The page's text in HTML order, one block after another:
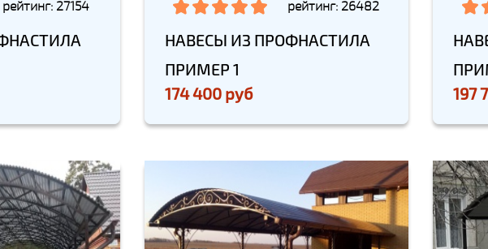
рейтинг: 27154 рейтинг: 26482
НАВЕСЫ ИЗ ПРОФНАСТИЛА
ПРИМЕР 1
174 400 руб
197